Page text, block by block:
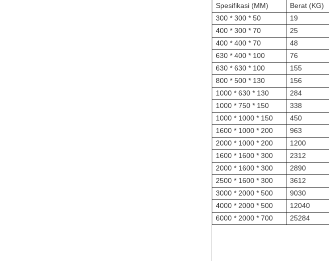
Spesifikasi (MM) Berat (KG)
300 * 300 * 50
19
400 * 300 * 70
25
400 * 400 * 70
48
630 * 400 * 100
76
630 * 630 * 100
155
800 * 500 * 130
156
1000 * 630 * 130
284
1000 * 750 * 150
338
1000 * 1000 * 150
450
1600 * 1000 * 200
963
2000 * 1000 * 200
1200
1600 * 1600 * 300
2312
2000 * 1600 * 300
2890
2500 * 1600 * 300
3612
3000 * 2000 * 500
9030
4000 * 2000 * 500
12040
6000 * 2000 * 700
25284